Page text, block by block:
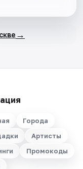
→
Города
Артисты
Промокоды